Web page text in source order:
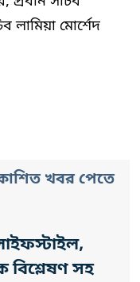
লামিয়া মোর্শেদ
খবর পেতে
বিশ্লেষণ সহ